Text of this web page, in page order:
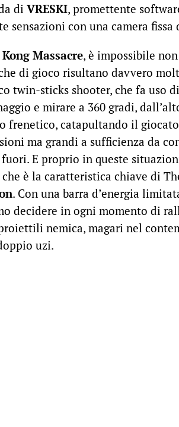
di VRESKI, promettente
sensazioni con una camera fissa
Massacre, è impossibile
di gioco risultano davvero
twin-sticks shooter, che fa uso
e mirare a 360 gradi,
frenetico, catapultando il
ma grandi a sufficienza da
E proprio in queste
è la caratteristica chiave di
. Con una barra d’energia
decidere in ogni momento di
nemica, magari nel
uzi.